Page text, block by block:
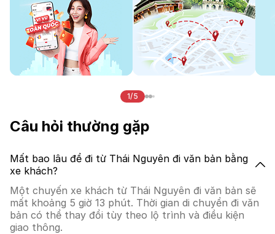
1/5
Câu hỏi thường gặp
Mất bao lâu để đi từ Thái Nguyên đi văn bản bằng
xe khách?
Một chuyến xe khách từ Thái Nguyên đi văn bản sẽ
mất khoảng 5 giờ 13 phút. Thời gian di chuyển đi văn
bản có thể thay đổi tùy theo lộ trình và điều kiện
giao thông.